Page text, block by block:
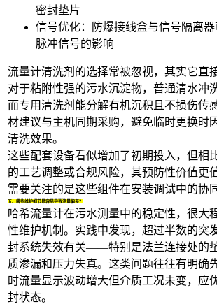
密封垫片
信号优化：
防爆接线盒与信号隔离器
脉冲信号的影响
流量计清洗剂 的选择常被忽视，其实它直
对于粘附性强的污水沉淀物，普通清水冲
而专用清洗剂能分解有机沉积且不损伤传
材建议与主机同期采购，避免临时更换时
清洗效果。
这些配套设备看似增加了初期投入，但相
的工艺调整或合规风险，其预防性价值更
需要关注的是这些组件在安装调试中的协
五、哪些维护细节最容易导致测量偏差？
哈希流量计在污水测量中的稳定性，很大
性维护机制。实践中发现，超过半数的突
封系统失效有关——特别是法兰连接处的
质渗漏和压力失真。这类问题往往有明确
时流量显示波动增大但介质工况未变，应
封状态。